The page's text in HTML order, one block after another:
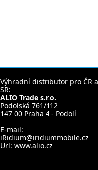
Výhradní distributor pro ČR a
SR:
ALIO Trade s.r.o.
Podolská 761/112
147 00 Praha 4 - Podolí
E-mail:
iRidium@iridiummobile.cz
Url: www.alio.cz